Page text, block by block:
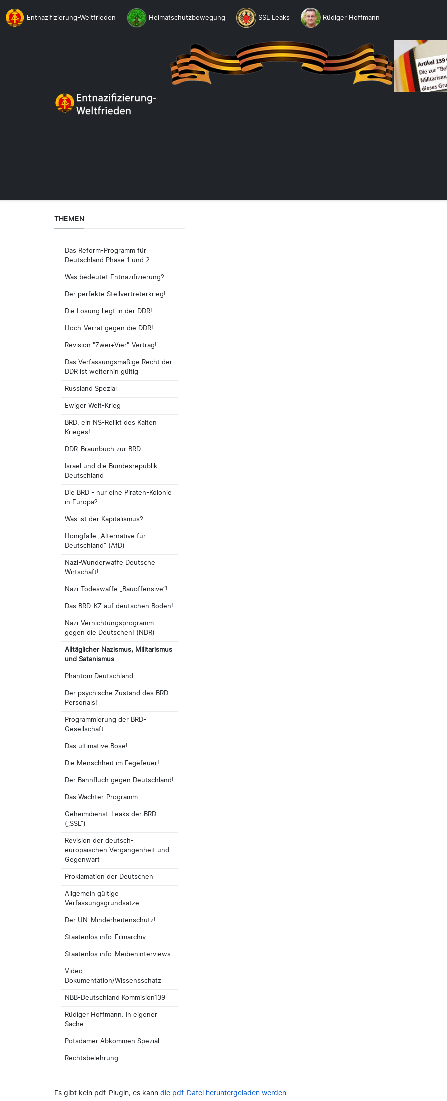
Entnazifizierung-Weltfrieden Heimatschutzbewegung SSL Leaks Rüdiger Hoffmann
Es gibt kein pdf-Plugin, es kann die pdf-Datei heruntergeladen werden.
THEMEN
Das Reform-Programm für
Deutschland Phase 1 und 2
Was bedeutet Entnazifizierung?
Der perfekte Stellvertreterkrieg!
Die Lösung liegt in der DDR!
Hoch-Verrat gegen die DDR!
Revision "Zwei+Vier"-Vertrag!
Das Verfassungsmäßige Recht der
DDR ist weiterhin gültig
Russland Spezial
Ewiger Welt-Krieg
BRD; ein NS-Relikt des Kalten
Krieges!
DDR-Braunbuch zur BRD
Israel und die Bundesrepublik
Deutschland
Die BRD - nur eine Piraten-Kolonie
in Europa?
Was ist der Kapitalismus?
Honigfalle „Alternative für
Deutschland“ (AfD)
Nazi-Wunderwaffe Deutsche
Wirtschaft!
Nazi-Todeswaffe „Bauoffensive“!
Das BRD-KZ auf deutschen Boden!
Nazi-Vernichtungsprogramm
gegen die Deutschen! (NDR)
Alltäglicher Nazismus, Militarismus
und Satanismus
Phantom Deutschland
Der psychische Zustand des BRD-
Personals!
Programmierung der BRD-
Gesellschaft
Das ultimative Böse!
Die Menschheit im Fegefeuer!
Der Bannfluch gegen Deutschland!
Das Wächter-Programm
Geheimdienst-Leaks der BRD
(„SSL“)
Revision der deutsch-
europäischen Vergangenheit und
Gegenwart
Proklamation der Deutschen
Allgemein gültige
Verfassungsgrundsätze
Der UN-Minderheitenschutz!
Staatenlos.info-Filmarchiv
Staatenlos.info-Medieninterviews
Video-
Dokumentation/Wissensschatz
NBB-Deutschland Kommision139
Rüdiger Hoffmann: In eigener
Sache
Potsdamer Abkommen Spezial
Rechtsbelehrung